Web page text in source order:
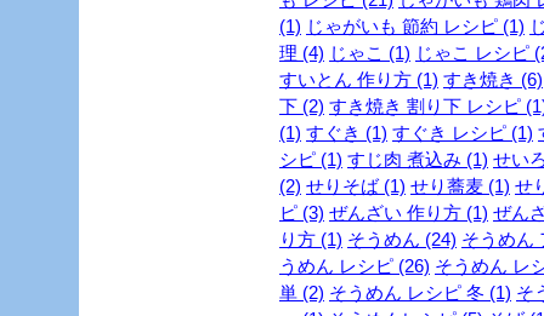
(1) じゃがいも 節約 レシピ (1)
理 (4) じゃこ (1) じゃこ レシピ
すいとん 作り方 (1) すき焼き (6)
下 (2) すき焼き 割り下 レシピ
(1) すぐき (1) すぐき レシピ (1)
シピ (1) すじ肉 煮込み (1) せい
(2) せりそば (1) せり蕎麦 (1) せ
ピ (3) ぜんざい 作り方 (1) ぜん
り方 (1) そうめん (24) そうめん
うめん レシピ (26) そうめん レ
単 (2) そうめん レシピ 冬 (1) そ